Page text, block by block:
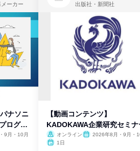
ーカー
ナソニ
ログラ
9月・10月
出版社・新聞社
【動画コンテンツ】
KADOKAWA企業研究セミナ
オンライン
2026年8月・9月・
1日